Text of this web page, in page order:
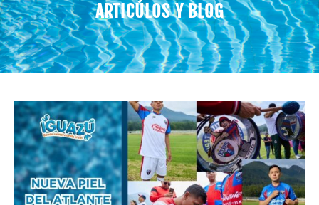
ARTICÚLOS Y BLOG